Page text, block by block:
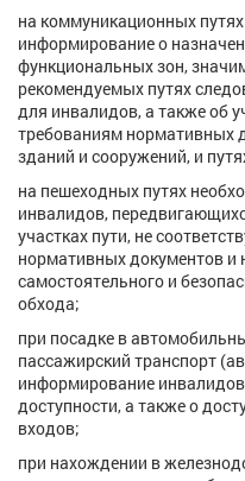
на коммуникационных
информирование о
функциональных зон,
рекомендуемых путях
для инвалидов, а также об
требованиям нормативных
зданий и сооружений, и
на пешеходных путях
инвалидов,
участках пути, не
нормативных документов
самостоятельного и
обхода;
при посадке в
пассажирский транспорт
информирование инвалидов
доступности, а также о
входов;
при нахождении в